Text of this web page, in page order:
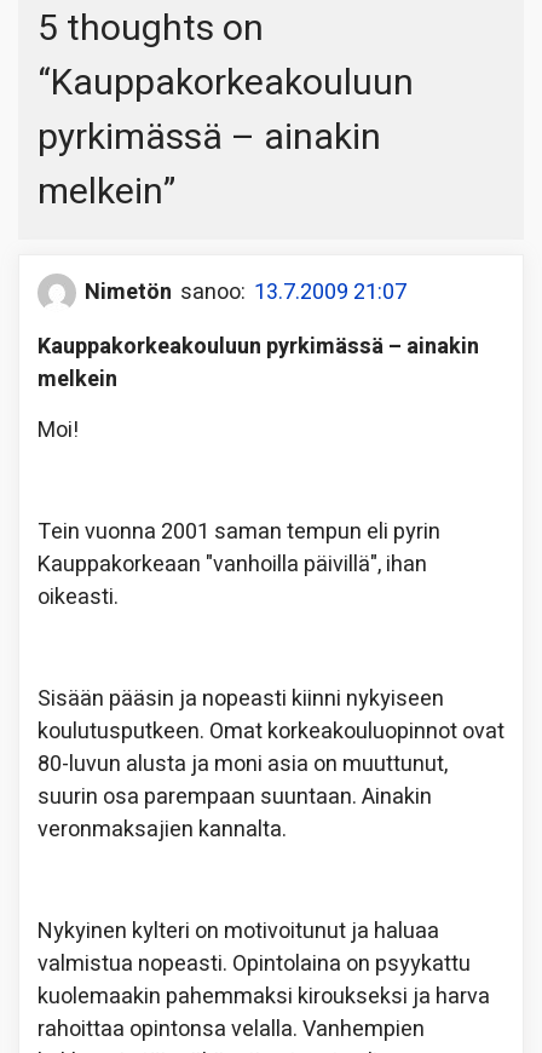
5 thoughts on
“Kauppakorkeakouluun
pyrkimässä – ainakin
melkein”
Nimetön sanoo: 13.7.2009 21:07
Kauppakorkeakouluun pyrkimässä – ainakin
melkein
Moi!
Tein vuonna 2001 saman tempun eli pyrin
Kauppakorkeaan "vanhoilla päivillä", ihan
oikeasti.
Sisään pääsin ja nopeasti kiinni nykyiseen
koulutusputkeen. Omat korkeakouluopinnot ovat
80-luvun alusta ja moni asia on muuttunut,
suurin osa parempaan suuntaan. Ainakin
veronmaksajien kannalta.
Nykyinen kylteri on motivoitunut ja haluaa
valmistua nopeasti. Opintolaina on psyykattu
kuolemaakin pahemmaksi kiroukseksi ja harva
rahoittaa opintonsa velalla. Vanhempien